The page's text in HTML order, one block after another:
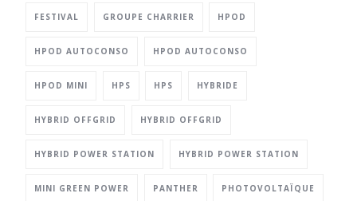
FESTIVAL GROUPE CHARRIER HPOD
HPOD AUTOCONSO HPOD AUTOCONSO
HPOD MINI HPS HPS HYBRIDE
HYBRID OFFGRID HYBRID OFFGRID
HYBRID POWER STATION HYBRID POWER STATION
MINI GREEN POWER PANTHER PHOTOVOLTAÏQUE